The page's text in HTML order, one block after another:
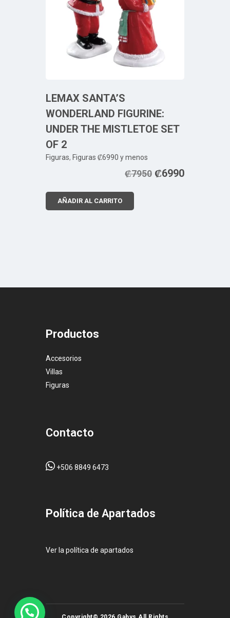
LEMAX SANTA’S
WONDERLAND FIGURINE:
UNDER THE MISTLETOE SET
OF 2
Figuras, Figuras ₡6990 y menos
₡7950 ₡6990
AÑADIR AL CARRITO
Productos
Accesorios
Villas
Figuras
Contacto
+506 8849 6473
Pol ítica de Apartados
Ver la política de apartados